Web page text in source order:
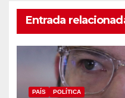
Entrada
PAÍS POLÍTICA